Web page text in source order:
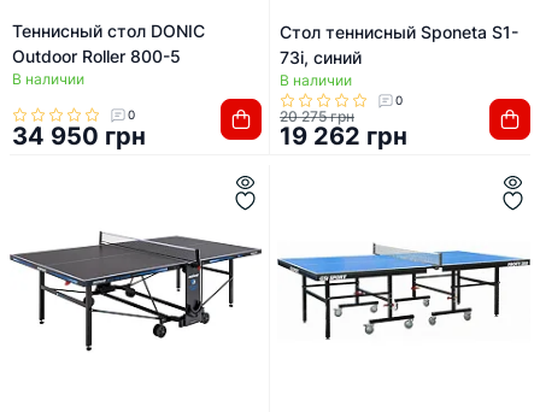
Теннисный стол DONIC
Outdoor Roller 800-5
В наличии
0
34 950 грн
Стол теннисный Sponeta S1-
73i, синий
В наличии
0
20 275 грн
19 262 грн